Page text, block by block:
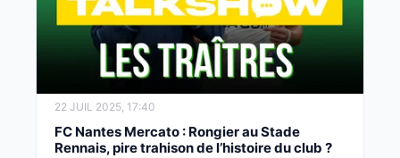
22 JUIL 2025, 17:40
FC Nantes Mercato : Rongier au Stade
Rennais, pire trahison de l’histoire du club ?